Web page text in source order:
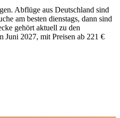
Abflüge aus Deutschland sind
am besten dienstags, dann sind
gehört aktuell zu den
Juni 2027, mit Preisen ab 221 €